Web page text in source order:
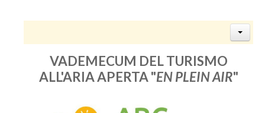
VADEMECUM DEL TURISMO
ALL'ARIA APERTA "EN PLEIN AIR"